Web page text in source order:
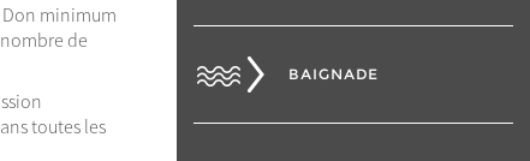
Don minimum
de
toutes les
BAIGNADE